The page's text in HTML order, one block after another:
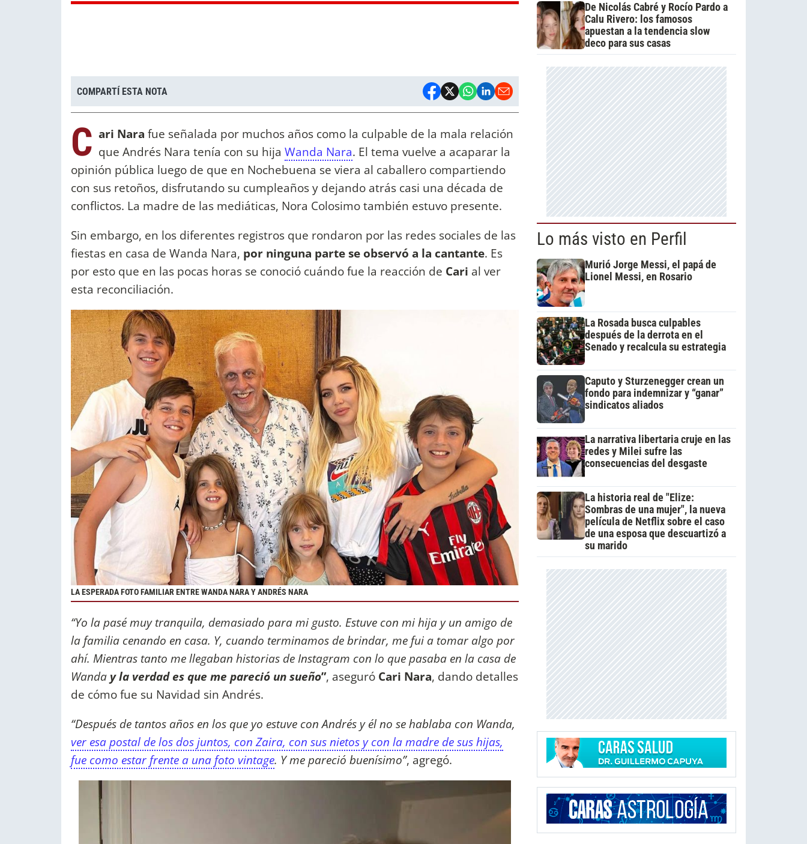
COMPARTÍ ESTA NOTA
C ari Nara fue señalada por muchos años como la culpable de la mala relación
que Andrés Nara tenía con su hija Wanda Nara. El tema vuelve a acaparar la
opinión pública luego de que en Nochebuena se viera al caballero compartiendo
con sus retoños, disfrutando su cumpleaños y dejando atrás casi una década de
conflictos. La madre de las mediáticas, Nora Colosimo también estuvo presente.
Sin embargo, en los diferentes registros que rondaron por las redes sociales de las
fiestas en casa de Wanda Nara, por ninguna parte se observó a la cantante. Es
por esto que en las pocas horas se conoció cuándo fue la reacción de Cari al ver
esta reconciliación.
LA ESPERADA FOTO FAMILIAR ENTRE WANDA NARA Y ANDRÉS NARA
“Yo la pasé muy tranquila, demasiado para mi gusto. Estuve con mi hija y un amigo de
la familia cenando en casa. Y, cuando terminamos de brindar, me fui a tomar algo por
ahí. Mientras tanto me llegaban historias de Instagram con lo que pasaba en la casa de
Wanda y la verdad es que me pareció un sueño”, aseguró Cari Nara, dando detalles
de cómo fue su Navidad sin Andrés.
“Después de tantos años en los que yo estuve con Andrés y él no se hablaba con Wanda,
ver esa postal de los dos juntos, con Zaira, con sus nietos y con la madre de sus hijas,
fue como estar frente a una foto vintage. Y me pareció buenísimo”, agregó.
De Nicolás Cabré y Rocío Pardo a
Calu Rivero: los famosos
apuestan a la tendencia slow
deco para sus casas
Lo más visto en Perfil
Murió Jorge Messi, el papá de
Lionel Messi, en Rosario
La Rosada busca culpables
después de la derrota en el
Senado y recalcula su estrategia
Caputo y Sturzenegger crean un
fondo para indemnizar y “ganar”
sindicatos aliados
La narrativa libertaria cruje en las
redes y Milei sufre las
consecuencias del desgaste
La historia real de "Elize:
Sombras de una mujer", la nueva
película de Netflix sobre el caso
de una esposa que descuartizó a
su marido